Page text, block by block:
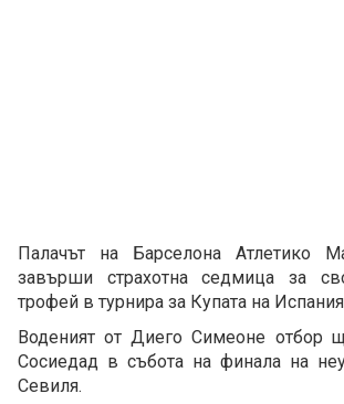
Палачът на Барселона Атлетико
завърши страхотна седмица за
трофей в турнира за Купата на
Воденият от Диего Симеоне отбор
Сосиедад в събота на финала на
Севиля.